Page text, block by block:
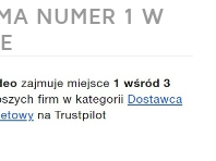
NUMER 1 W